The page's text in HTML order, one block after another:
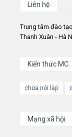
Liên hệ
Trung tâm đào
Thanh Xuân - Hà
Kiến thức MC
chữa nói lắp
Mạng xã hội